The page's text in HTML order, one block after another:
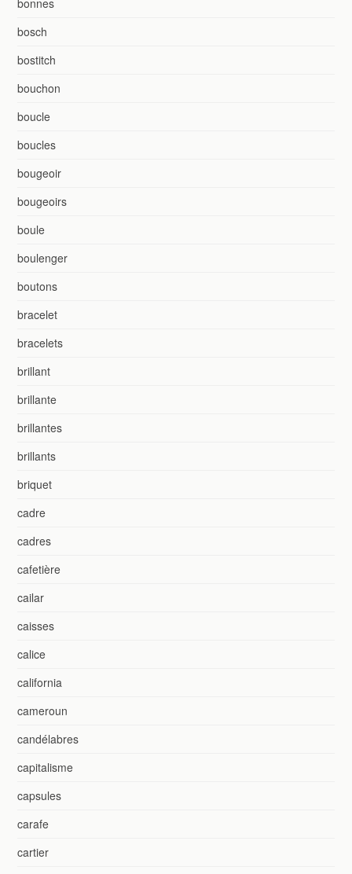
bosch
bostitch
bouchon
boucle
boucles
bougeoir
bougeoirs
boule
boulenger
boutons
bracelet
bracelets
brillant
brillante
brillantes
brillants
briquet
cadre
cadres
cafetière
cailar
caisses
calice
california
cameroun
candélabres
capitalisme
capsules
carafe
cartier